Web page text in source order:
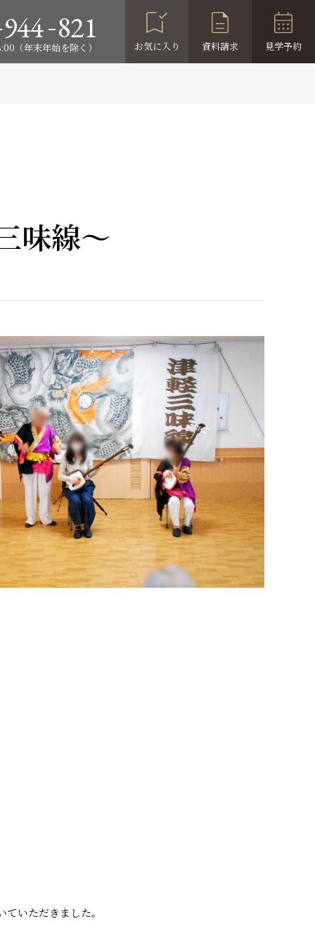
944-821
（年末年始を除く） お気に入り 資料請求 見学予約
味線～
いただきました。